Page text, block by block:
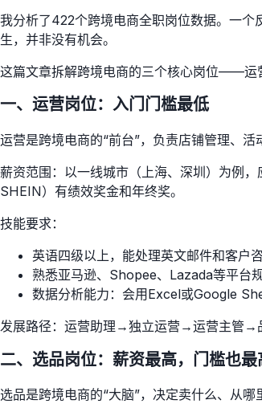
我分析了422个跨境电商全职岗位数据。一
生，并非没有机会。
这篇文章拆解跨境电商的三个核心岗位——运
一、运营岗位：入门门槛最低
运营是跨境电商的“前台”，负责店铺管理、
薪资范围：以一线城市（上海、深圳）为例
SHEIN）有绩效奖金和年终奖。
技能要求：
英语四级以上，能处理英文邮件和客户
熟悉亚马逊、Shopee、Lazada等平台
数据分析能力：会用Excel或Google
发展路径：运营助理→独立运营→运营主管→
二、选品岗位：薪资最高，门槛也最
选品是跨境电商的“大脑”，决定卖什么、从